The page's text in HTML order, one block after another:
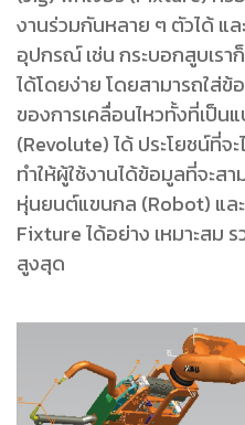
งานร่วมกันหลาย ๆ ตัวได้ แ
อุปกรณ์ เช่น กระบอกสูบเร
ได้โดยง่าย โดยสามารถใส่
ของการเคลื่อนไหวทั้งที่เป็
(Revolute) ได้ ประโยชน์ที่จ
ทําให้ผู้ใช้งานได้ข้อมูลที่จะส
หุ่นยนต์แขนกล (Robot) แล
Fixture ได้อย่าง เหมาะสม
สูงสุด